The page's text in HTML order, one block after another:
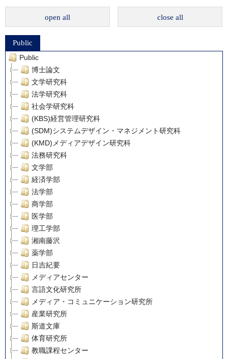
open all close all
Public
Public
博士論文
文学研究科
法学研究科
社会学研究科
(KBS)経営管理研究科
(SDM)システムデザイン・マネジメント研究科
(KMD)メディアデザイン研究科
法務研究科
文学部
経済学部
法学部
商学部
医学部
理工学部
湘南藤沢
薬学部
日吉紀要
メディアセンター
言語文化研究所
メディア・コミュニケーション研究所
産業研究所
斯道文庫
体育研究所
教職課程センター